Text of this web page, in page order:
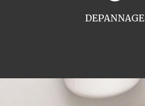
DEPANNAGE